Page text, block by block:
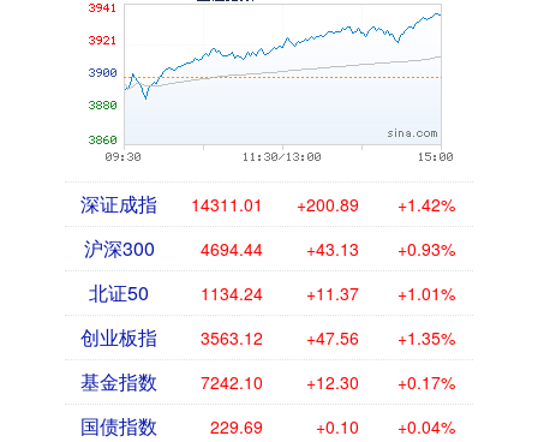
深证成指 14311.01 +200.89 +1.42%
沪深300 4694.44 +43.13 +0.93%
北证50 1134.24 +11.37 +1.01%
创业板指 3563.12 +47.56 +1.35%
基金指数 7242.10 +12.30 +0.17%
国债指数 229.69 +0.10 +0.04%